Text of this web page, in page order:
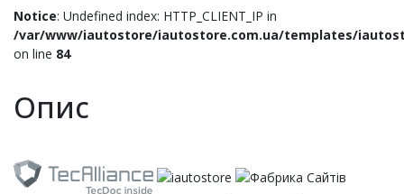
Notice: Undefined index: HTTP_CLIENT_IP in
/var/www/iautostore/iautostore.com.ua/templates/
on line 84
Опис